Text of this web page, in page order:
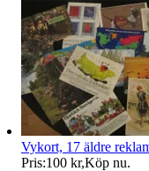
Vykort, 17 äldre
Pris:100 kr,Köp nu.